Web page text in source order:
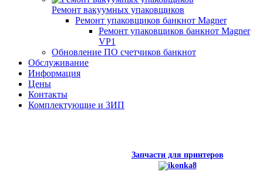
Ремонт вакуумных упаковщиков
Ремонт упаковщиков банкнот Magner
Ремонт упаковщиков банкнот Magner
VP1
Обновление ПО счетчиков банкнот
Обслуживание
Информация
Цены
Контакты
Комплектующие и ЗИП
Запчасти для принтеров